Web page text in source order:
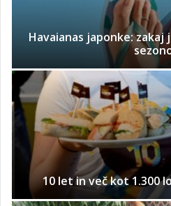
Havaianas japonke: zakaj
10 let in več kot 1.300